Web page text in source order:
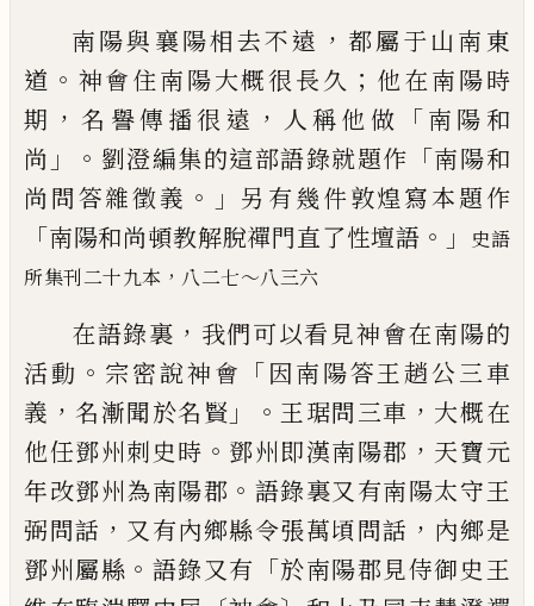
南陽與襄陽相去不遠 ， 都屬于山南東
道 。 神會住南陽大概很長久 ； 他在南陽時
期 ，名譽傳播很遠 ， 人稱他做 「南陽和
尚 」。 劉澄編集的這部語錄就題作 「南陽和
尚問答雜徵義 。」 另有幾件敦煌寫本題作
「南陽和尚頓教解脫禪門直了性壇語 。」
史語
所集刊二十九本 ， 八二七～八三六
在語錄裏 ， 我們可以看見神會在南陽的
活動 。 宗密說神會 「因南陽答王趙公三車
義 ，名漸聞於名賢 」。 王琚問三車 ， 大概在
他任鄧州刺史時 。 鄧州即漢南陽郡 ， 天寶元
年改鄧州為南陽郡 。 語錄裏又有南陽太守王
弼問話 ， 又有內鄉縣令張萬頃問話 ， 內鄉是
鄧州屬縣 。 語錄又有 「於南陽郡見侍御史王